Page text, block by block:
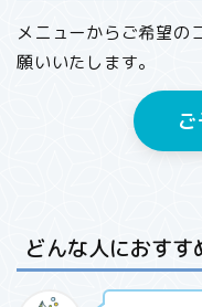
メニューからご希望の
願いいたします。
どんな人におすす